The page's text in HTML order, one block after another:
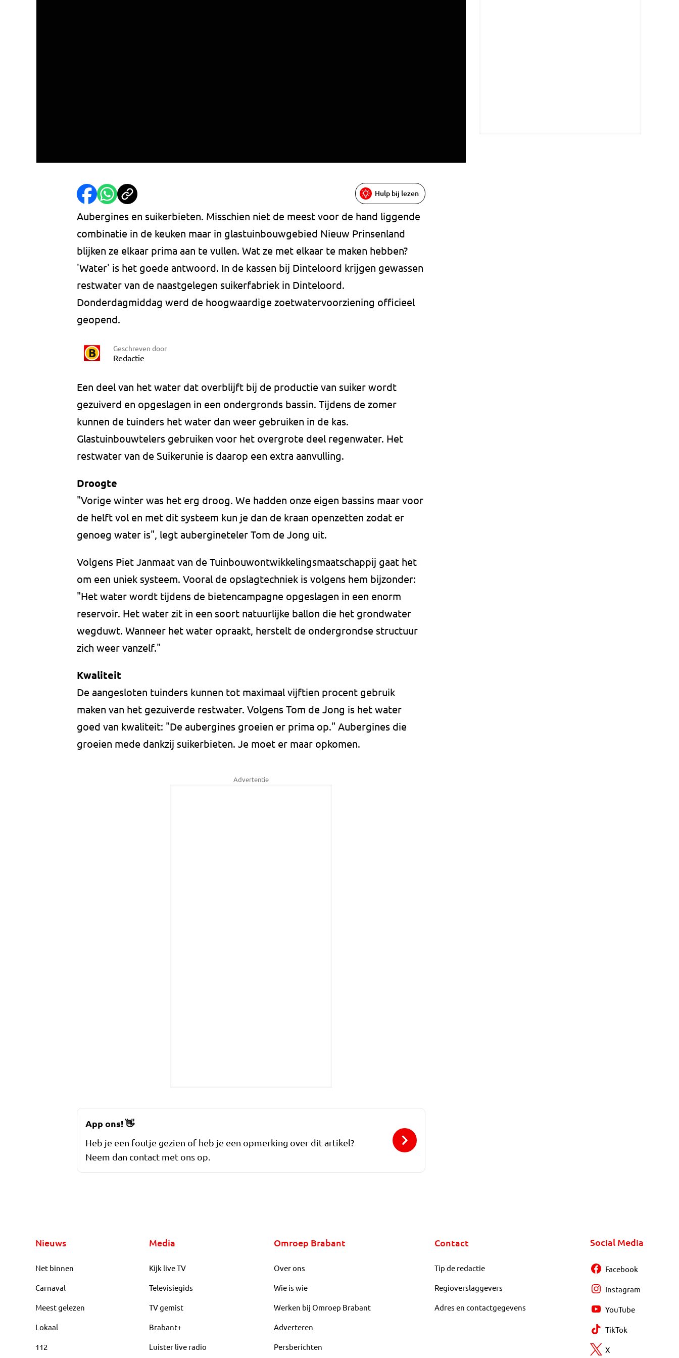
Hulp bij lezen
Aubergines en suikerbieten. Misschien niet de meest voor de hand liggende
combinatie in de keuken maar in glastuinbouwgebied Nieuw Prinsenland
blijken ze elkaar prima aan te vullen. Wat ze met elkaar te maken hebben?
'Water' is het goede antwoord. In de kassen bij Dinteloord krijgen gewassen
restwater van de naastgelegen suikerfabriek in Dinteloord.
Donderdagmiddag werd de hoogwaardige zoetwatervoorziening officieel
geopend.
Geschreven door
Redactie
Een deel van het water dat overblijft bij de productie van suiker wordt
gezuiverd en opgeslagen in een ondergronds bassin. Tijdens de zomer
kunnen de tuinders het water dan weer gebruiken in de kas.
Glastuinbouwtelers gebruiken voor het overgrote deel regenwater. Het
restwater van de Suikerunie is daarop een extra aanvulling.
Droogte
"Vorige winter was het erg droog. We hadden onze eigen bassins maar voor
de helft vol en met dit systeem kun je dan de kraan openzetten zodat er
genoeg water is", legt aubergineteler Tom de Jong uit.
Volgens Piet Janmaat van de Tuinbouwontwikkelingsmaatschappij gaat het
om een uniek systeem. Vooral de opslagtechniek is volgens hem bijzonder:
"Het water wordt tijdens de bietencampagne opgeslagen in een enorm
reservoir. Het water zit in een soort natuurlijke ballon die het grondwater
wegduwt. Wanneer het water opraakt, herstelt de ondergrondse structuur
zich weer vanzelf."
Kwaliteit
De aangesloten tuinders kunnen tot maximaal vijftien procent gebruik
maken van het gezuiverde restwater. Volgens Tom de Jong is het water
goed van kwaliteit: "De aubergines groeien er prima op." Aubergines die
groeien mede dankzij suikerbieten. Je moet er maar opkomen.
Advertentie
App ons!👋
Heb je een foutje gezien of heb je een opmerking over dit artikel?
Neem dan contact met ons op.
Nieuws
Net binnen
Carnaval
Meest gelezen
Lokaal
112
Media
Kijk live TV
Televisiegids
TV gemist
Brabant+
Luister live radio
Omroep Brabant
Over ons
Wie is wie
Werken bij Omroep Brabant
Adverteren
Persberichten
Contact
Tip de redactie
Regioverslaggevers
Adres en contactgegevens
Social Media
Facebook
Instagram
YouTube
TikTok
X